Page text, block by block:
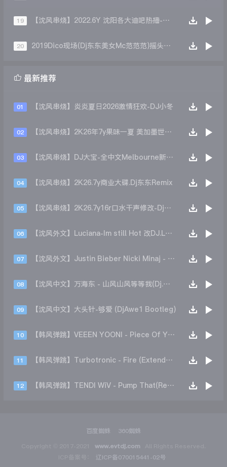
19 【沈风串烧】2022.6Y 沈阳各大迪吧热播-沈阳Dj小诚
20 2019Dico现场(Dj东东美女Mc范范范)摇头升天
 最新推荐
01 【沈风串烧】炎炎夏日2026激情狂欢-DJ小冬
02 【沈风串烧】2K26年7y果味一夏 美加墨世界杯主题跳舞派对专辑 - Dj.阿帅
03 【沈风串烧】DJ大宝-全中文Melbourne新弹跳一飞冲天重低音上劲风暴MUSIC慢摇大碟
04 【沈风串烧】2K26.7y商业大碟.Dj东东Remix
05 【沈风串烧】2K26.7y16r口水干声修改-Dj东东Remix
06 【沈风外文】Luciana-Im still Hot 改DJ.LoZe
07 【沈风外文】Justin Bieber Nicki Minaj - Beauty And A Beat (DjHope小春 Extended Mix)
08 【沈风中文】万海东 - 山风山风等等我(Dj.阿洋 Extended Mix)
09 【沈风中文】大头针-够爱 (DjAwe1 Bootleg)
10 【韩风弹跳】VEEEN YOONI - Piece Of Your Heart (Remix)
11 【韩风弹跳】Turbotronic - Fire (Extended Mix)
12 【韩风弹跳】TENDI WiV - Pump That(Remix)
百度蜘蛛 360蜘蛛
www.evtdj.com
辽ICP备070015441-02号